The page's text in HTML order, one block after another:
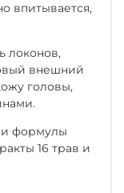
впитывается,
локонов,
внешний
головы,
формулы
16 трав и